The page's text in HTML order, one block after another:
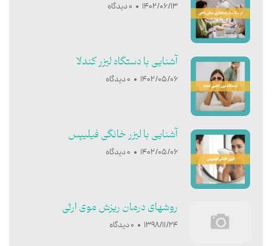
1402/06/13 0 دیدگاه
آشنایی با دستگاه لیزر کندلا
1402/05/06 0 دیدگاه
آشنایی با ليزر خانگی فيليپس
1402/05/06 0 دیدگاه
روشهای درمان ریزش موی ارثی
1398/11/24 0 دیدگاه